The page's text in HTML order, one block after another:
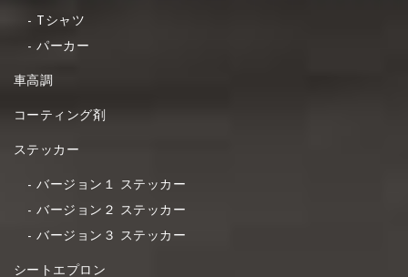
Tシャツ
パーカー
車高調
コーティング剤
ステッカー
バージョン１ ステッカー
バージョン２ ステッカー
バージョン３ ステッカー
シートエプロン